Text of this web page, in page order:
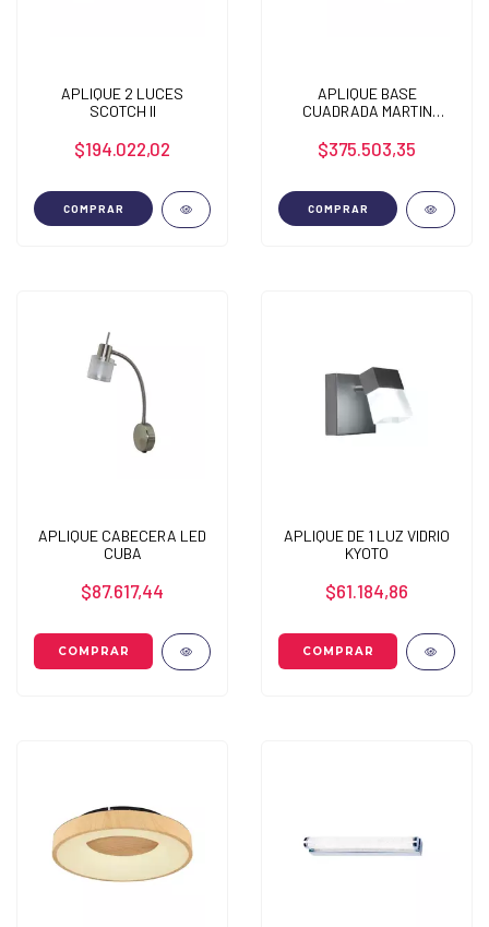
APLIQUE 2 LUCES
SCOTCH II
$194.022,02
COMPRAR
APLIQUE BASE
CUADRADA MARTIN
$375.503,35
COMPRAR
APLIQUE CABECERA LED
CUBA
$87.617,44
APLIQUE DE 1 LUZ VIDRIO
KYOTO
$61.184,86